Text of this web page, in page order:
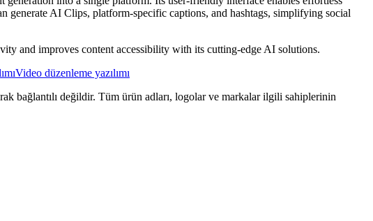
generate AI Clips, platform-specific captions, and hashtags, simplifying social
and improves content accessibility with its cutting-edge AI solutions.
Video düzenleme yazılımı
bağlantılı değildir. Tüm ürün adları, logolar ve markalar ilgili sahiplerinin